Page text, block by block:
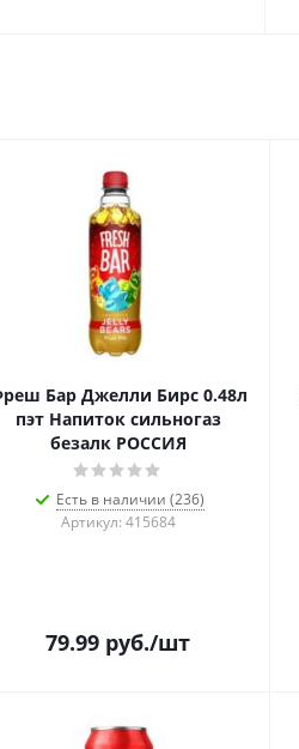
Бар Джелли Бирс 0.48л
пэт Напиток сильногаз
безалк РОССИЯ
Есть в наличии (236)
Артикул: 415684
79.99 руб./шт